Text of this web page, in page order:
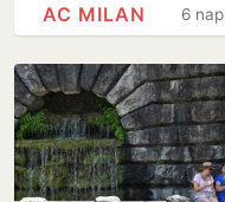
6 nap
AC MILAN